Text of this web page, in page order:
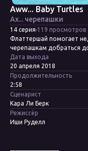
Aww... Baby Turtles
Ах... черепашки
14 серия 119 просмотров
Флаттершай помогает
черепашкам добраться
Дата выхода
20 апреля 2018
Продолжительность
2:58
Сценарист
Кара Ли Берк
Режиссёр
Иши Руделл